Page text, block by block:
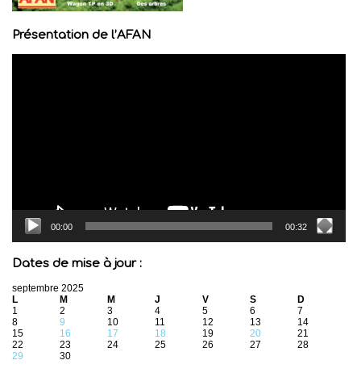
Présentation de l’AFAN
00:00 00:32
Dates de mise à jour :
septembre 2025
L
M M J V S
D
1
2 3 4 5 6
7
8
9 10 11 12 13
14
15
16 17 18 19 20
21
22
23 24 25 26 27
28
29
30